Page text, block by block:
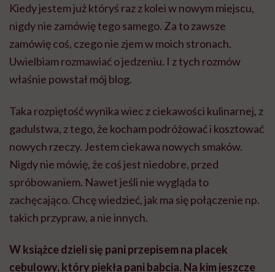
Kiedy jestem już któryś raz z kolei w nowym miejscu,
nigdy nie zamówię tego samego. Za to zawsze
zamówię coś, czego nie zjem w moich stronach.
Uwielbiam rozmawiać o jedzeniu. I z tych rozmów
właśnie powstał mój blog.
Taka rozpiętość wynika wiec z ciekawości kulinarnej, z
gadulstwa, z tego, że kocham podróżować i kosztować
nowych rzeczy. Jestem ciekawa nowych smaków.
Nigdy nie mówię, że coś jest niedobre, przed
spróbowaniem. Nawet jeśli nie wygląda to
zachęcająco. Chcę wiedzieć, jak ma się połączenie np.
takich przypraw, a nie innych.
W książce dzieli się pani przepisem na placek
cebulowy, który piekła pani babcia. Na kim jeszcze